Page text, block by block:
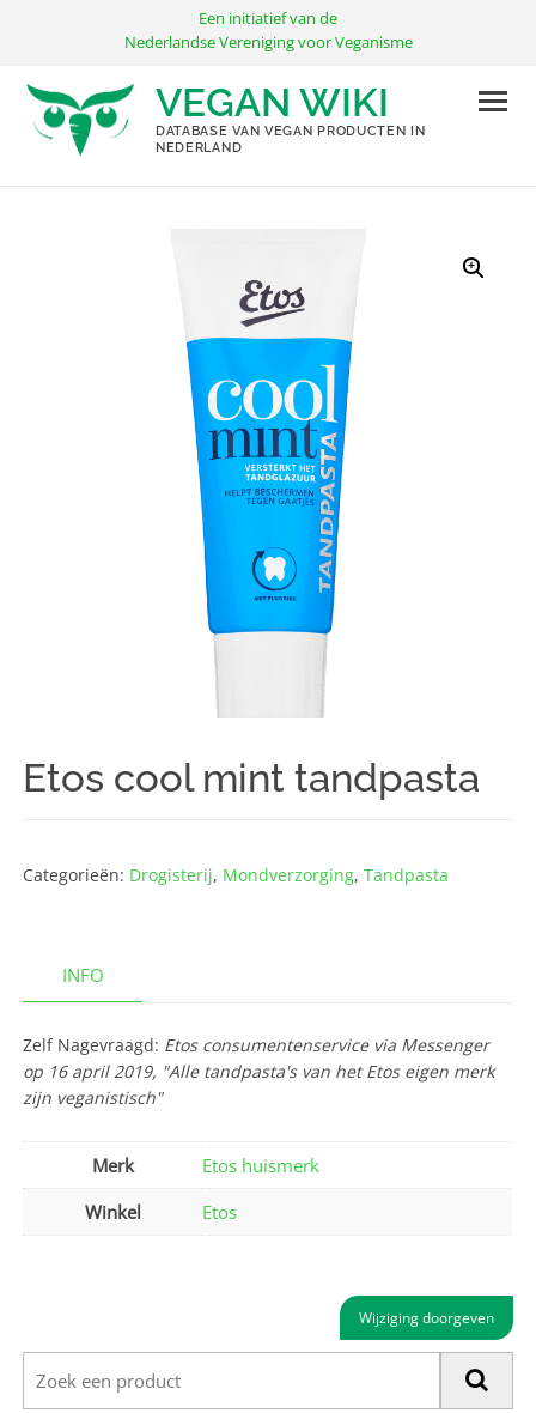
inhoud
Een initiatief van de
Nederlandse Vereniging voor Veganisme
VEGAN WIKI
DATABASE VAN VEGAN PRODUCTEN IN
NEDERLAND
Etos cool mint tandpasta
Categorieën: Drogisterij, Mondverzorging,Tandpasta
INFO
Zelf Nagevraagd: Etos consumentenservice via Messenger
op 16 april 2019, "Alle tandpasta's van het Etos eigen merk
zijn veganistisch"
Merk
Etos huismerk
Winkel
Etos
Wijziging doorgeven